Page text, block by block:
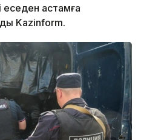
еседен астамға
Kazinform.